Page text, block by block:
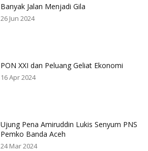
Banyak Jalan Menjadi Gila
26 Jun 2024
PON XXI dan Peluang Geliat Ekonomi
16 Apr 2024
Ujung Pena Amiruddin Lukis Senyum PNS
Pemko Banda Aceh
24 Mar 2024